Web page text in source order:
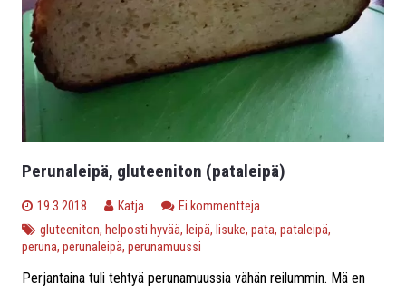
Perunaleipä, gluteeniton (pataleipä)
19.3.2018 Katja
Ei kommentteja
gluteeniton, helposti hyvää, leipä, lisuke, pata, pataleipä,
peruna, perunaleipä, perunamuussi
Perjantaina tuli tehtyä perunamuussia vähän reilummin. Mä en